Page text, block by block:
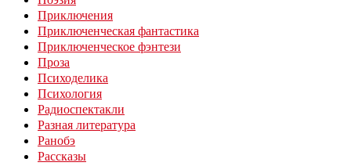
Приключения
Приключенческая фантастика
Приключенческое фэнтези
Проза
Психоделика
Психология
Радиоспектакли
Разная литература
Ранобэ
Рассказы